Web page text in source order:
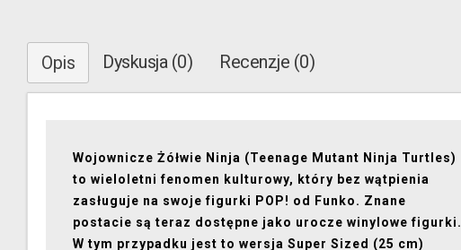
Opis Dyskusja (0) Recenzje (0)
Wojownicze Żółwie Ninja (Teenage Mutant Ninja Turtles)
to wieloletni fenomen kulturowy, który bez wątpienia
zasługuje na swoje figurki POP! od Funko. Znane
postacie są teraz dostępne jako urocze winylowe figurki.
W tym przypadku jest to wersja Super Sized (25 cm)